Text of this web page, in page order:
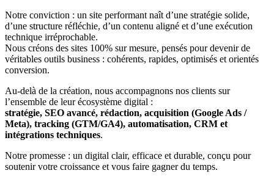
Notre conviction : un site performant naît d’une stratégie solide,
d’une structure réfléchie, d’un contenu aligné et d’une exécution
technique irréprochable.
Nous créons des sites 100% sur mesure, pensés pour devenir de
véritables outils business : cohérents, rapides, optimisés et orientés
conversion.
Au-delà de la création, nous accompagnons nos clients sur
l’ensemble de leur écosystème digital :
stratégie, SEO avancé, rédaction, acquisition (Google Ads /
Meta), tracking (GTM/GA4), automatisation, CRM et
intégrations techniques.
Notre promesse : un digital clair, efficace et durable, conçu pour
soutenir votre croissance et vous faire gagner du temps.